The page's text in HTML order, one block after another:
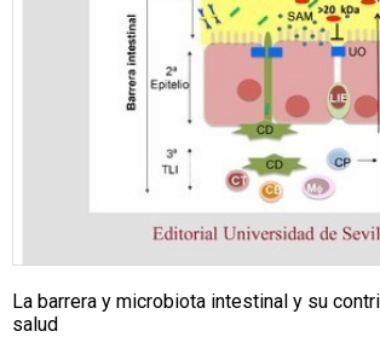
La barrera y microbiota intestinal y su
salud